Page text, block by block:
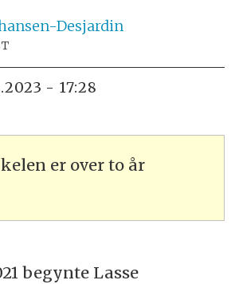
Desjardin
- 17:28
er over to år
begynte Lasse